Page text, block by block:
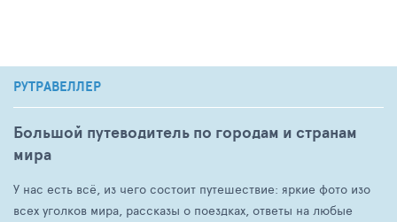
РУТРАВЕЛЛЕР
Большой путеводитель по городам и странам
мира
У нас есть всё, из чего состоит путешествие: яркие фото изо
всех уголков мира, рассказы о поездках, ответы на любые